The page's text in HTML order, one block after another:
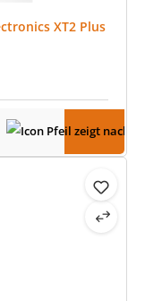
XT2 Plus